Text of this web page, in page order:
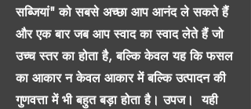
सब्जियां" को सबसे अच्छा आप आनंद ले सकते हैं
और एक बार जब आप स्वाद का स्वाद लेते हैं जो
उच्च स्तर का होता है, बल्कि केवल यह कि फसल
का आकार न केवल आकार में बल्कि उत्पादन की
गुणवत्ता में भी बहुत बड़ा होता है। उपज।
यही